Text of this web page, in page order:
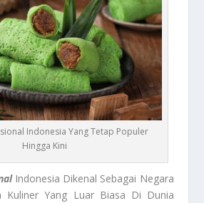
Indonesia Yang Tetap Populer
Hingga Kini
Indonesia Dikenal Sebagai Negara
Kuliner Yang Luar Biasa Di Dunia